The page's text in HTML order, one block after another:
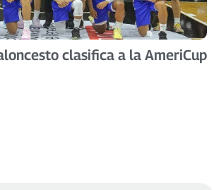
clasifica a la AmeriCup